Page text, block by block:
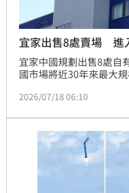
宜家出售8處賣場 進
宜家中國規劃出售8處自
國市場將近30年來最大
升效率。
2026/07/18 06:10